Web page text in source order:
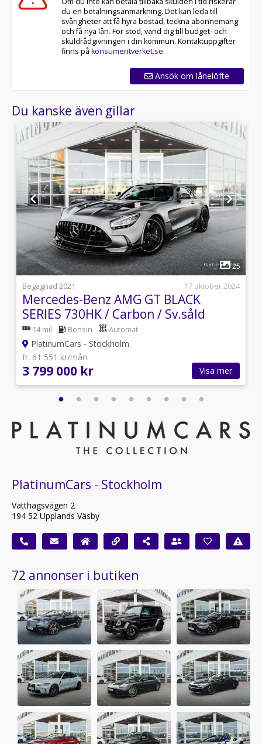
du en betalningsanmärkning. Det kan leda till
svårigheter att få hyra bostad, teckna abonnemang
och få nya lån. För stöd, vänd dig till budget- och
skuldrådgivningen i din kommun. Kontaktuppgifter
finns på konsumentverket.se.
Ansök om lånelöfte
Du kanske även gillar
1
25
Begagnad 2021
17 oktober 2024
Mercedes-Benz AMG GT BLACK
SERIES 730HK / Carbon / Sv.såld
14 mil Bensin Automat
PlatinumCars - Stockholm
fr. 61 551 kr/mån
3 799 000 kr Visa mer
PlatinumCars - Stockholm
Vatthagsvägen 2
194 52 Upplands Väsby
72 annonser i butiken